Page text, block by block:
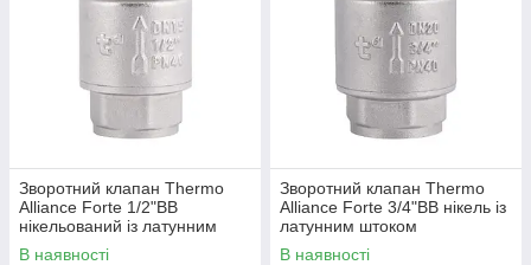
Зворотний клапан Thermo
Alliance Forte 1/2"ВВ
нікельований із латунним
штоком TAF240W15
В наявності
Зворотний клапан Thermo
Alliance Forte 3/4"ВВ нікель із
латунним штоком
TAF240W20
В наявності